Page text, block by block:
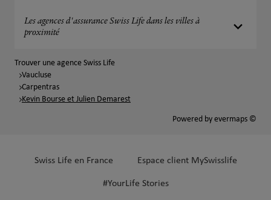
Les agences d'assurance Swiss Life dans les villes à
proximité
Trouver une agence Swiss Life
Vaucluse
Carpentras
Kevin Bourse et Julien Demarest
Powered by evermaps ©
Swiss Life en France Espace client MySwisslife
#YourLife Stories